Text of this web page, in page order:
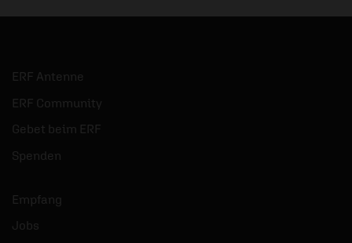
ERF Antenne
ERF Community
Gebet beim ERF
Spenden
Empfang
Jobs